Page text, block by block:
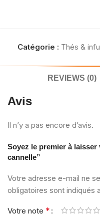
Catégorie : Thés &
REVIEWS (0)
Avis
Il n’y a pas encore d’avis.
Soyez le premier à
cannelle”
Votre adresse e-mail ne
obligatoires sont indiqués
Votre note *